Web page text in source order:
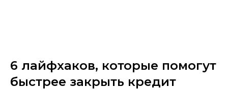
6 лайфхаков, которые помогут
быстрее закрыть кредит